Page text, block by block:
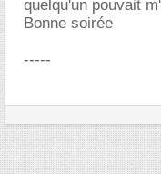
quelqu'un pouvait
Bonne soirée
-----